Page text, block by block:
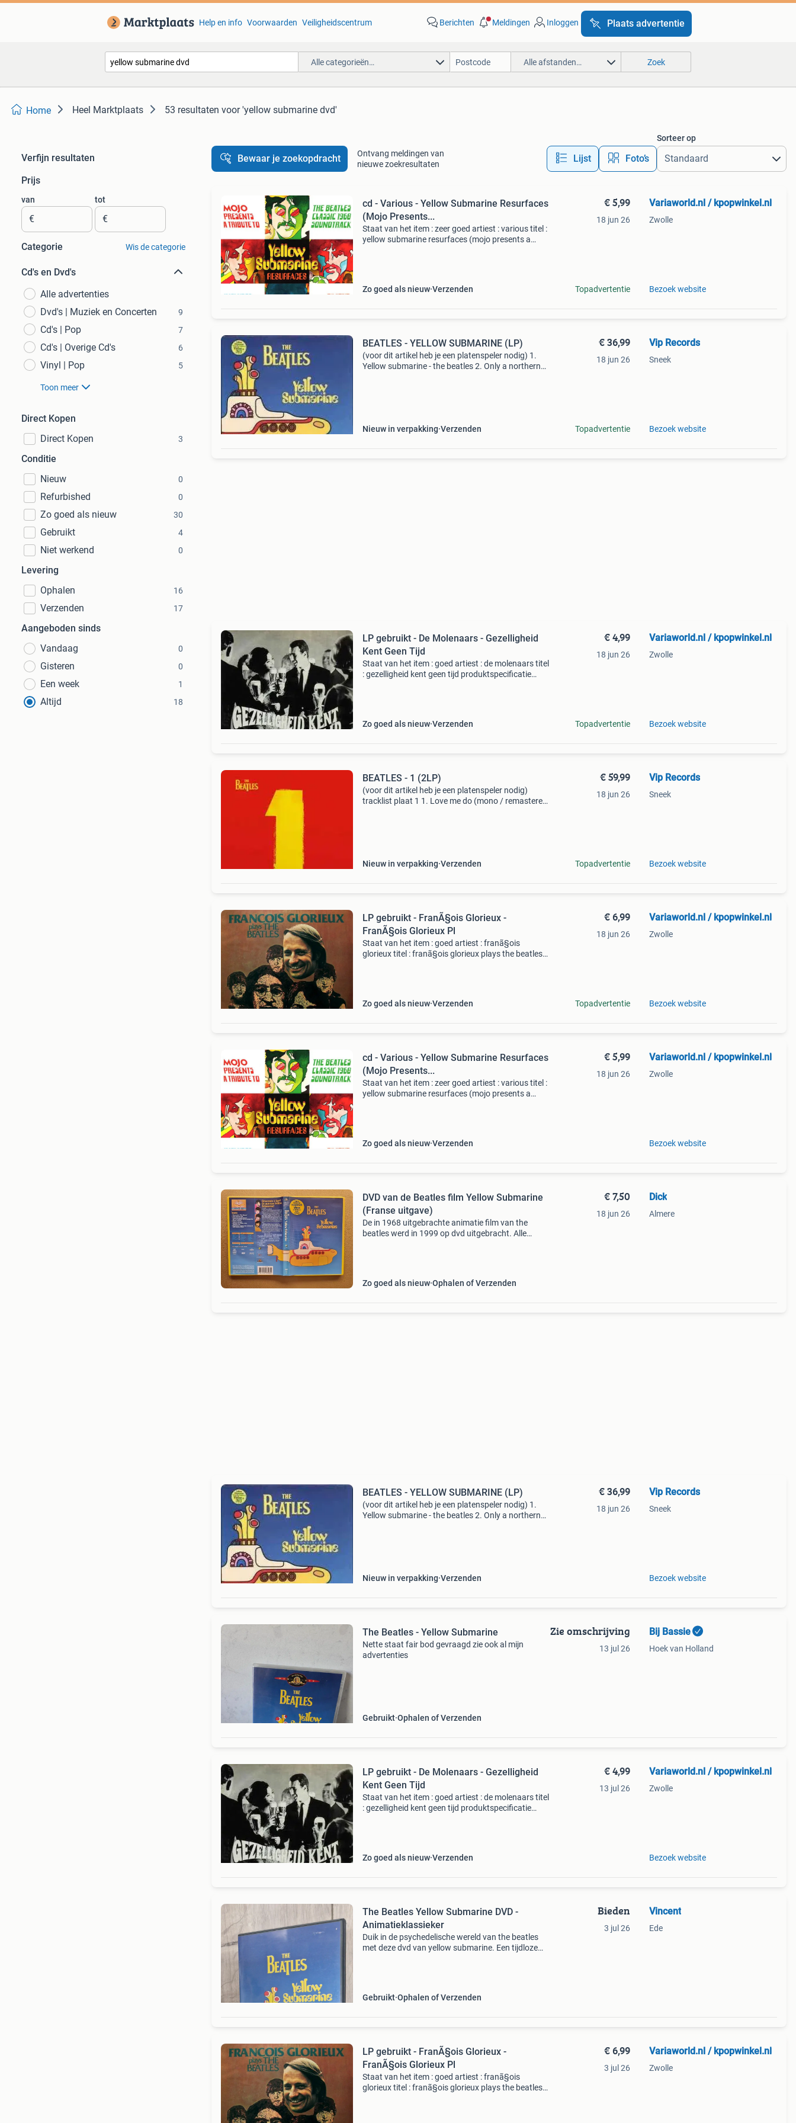
Help en info Voorwaarden Veiligheidscentrum Berichten Meldingen Inloggen Plaats advertentie
Alle categorieën… Alle afstanden… Zoek
Home Heel Marktplaats 53 resultaten voor 'yellow submarine dvd'
Verfijn resultaten
Prijs
van
€
tot
€
Categorie Wis de categorie
Cd's en Dvd's
Alle advertenties
Dvd's | Muziek en Concerten
9
Cd's | Pop 7
Cd's | Overige Cd's 6
Vinyl | Pop 5
Toon meer
Direct Kopen
Direct Kopen
3
Conditie
Nieuw
0
Refurbished 0
Zo goed als nieuw 30
Gebruikt 4
Niet werkend 0
Levering
Ophalen
16
Verzenden 17
Aangeboden sinds
Vandaag
0
Gisteren 0
Een week 1
Altijd 18
Bewaar je zoekopdracht
Ontvang meldingen van
nieuwe zoekresultaten
Lijst Foto’s
Sorteer op
cd - Various - Yellow Submarine Resurfaces
(Mojo Presents...
Staat van het item : zeer goed artiest : various titel :
yellow submarine resurfaces (mojo presents a
Zo goed als nieuw Verzenden
€ 5,99
18 jun 26
Topadvertentie
Variaworld.nl / kpopwinkel.nl
Zwolle
Bezoek website
BEATLES - YELLOW SUBMARINE (LP)
(voor dit artikel heb je een platenspeler nodig) 1.
Yellow submarine - the beatles 2. Only a northern
Nieuw in verpakking Verzenden
€ 36,99
18 jun 26
Topadvertentie
Vip Records
Sneek
Bezoek website
LP gebruikt - De Molenaars - Gezelligheid
Kent Geen Tijd
Staat van het item : goed artiest : de molenaars titel
: gezelligheid kent geen tijd produktspecificatie
Zo goed als nieuw Verzenden
€ 4,99
18 jun 26
Topadvertentie
Variaworld.nl / kpopwinkel.nl
Zwolle
Bezoek website
BEATLES - 1 (2LP)
(voor dit artikel heb je een platenspeler nodig)
tracklist plaat 1 1. Love me do (mono / remastered
Nieuw in verpakking Verzenden
€ 59,99
18 jun 26
Topadvertentie
Vip Records
Sneek
Bezoek website
LP gebruikt - FranÃ§ois Glorieux -
FranÃ§ois Glorieux Pl
Staat van het item : goed artiest : franã§ois
glorieux titel : franã§ois glorieux plays the beatles
Zo goed als nieuw Verzenden
€ 6,99
18 jun 26
Topadvertentie
Variaworld.nl / kpopwinkel.nl
Zwolle
Bezoek website
cd - Various - Yellow Submarine Resurfaces
(Mojo Presents...
Staat van het item : zeer goed artiest : various titel :
yellow submarine resurfaces (mojo presents a
Zo goed als nieuw Verzenden
€ 5,99
18 jun 26
Variaworld.nl / kpopwinkel.nl
Zwolle
Bezoek website
DVD van de Beatles film Yellow Submarine
(Franse uitgave)
De in 1968 uitgebrachte animatie film van the
beatles werd in 1999 op dvd uitgebracht. Alle
Zo goed als nieuw Ophalen of Verzenden
€ 7,50
18 jun 26
Dick
Almere
BEATLES - YELLOW SUBMARINE (LP)
(voor dit artikel heb je een platenspeler nodig) 1.
Yellow submarine - the beatles 2. Only a northern
Nieuw in verpakking Verzenden
€ 36,99
18 jun 26
Vip Records
Sneek
Bezoek website
The Beatles - Yellow Submarine
Nette staat fair bod gevraagd zie ook al mijn
advertenties
Gebruikt Ophalen of Verzenden
Zie omschrijving
13 jul 26
Bij Bassie
Hoek van Holland
LP gebruikt - De Molenaars - Gezelligheid
Kent Geen Tijd
Staat van het item : goed artiest : de molenaars titel
: gezelligheid kent geen tijd produktspecificatie
Zo goed als nieuw Verzenden
€ 4,99
13 jul 26
Variaworld.nl / kpopwinkel.nl
Zwolle
Bezoek website
The Beatles Yellow Submarine DVD -
Animatieklassieker
Duik in de psychedelische wereld van the beatles
met deze dvd van yellow submarine. Een tijdloze
Gebruikt Ophalen of Verzenden
Bieden
3 jul 26
Vincent
Ede
LP gebruikt - FranÃ§ois Glorieux -
FranÃ§ois Glorieux Pl
Staat van het item : goed artiest : franã§ois
glorieux titel : franã§ois glorieux plays the beatles
€ 6,99
3 jul 26
Variaworld.nl / kpopwinkel.nl
Zwolle